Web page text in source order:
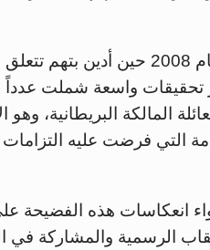
تعود قضية جيفري إبستين إلى عام
واسعة شملت عدداً
المالكة البريطانية، وهو
فرضت عليه التزامات
انعكاسات هذه الفضيحة
الرسمية والمشاركة